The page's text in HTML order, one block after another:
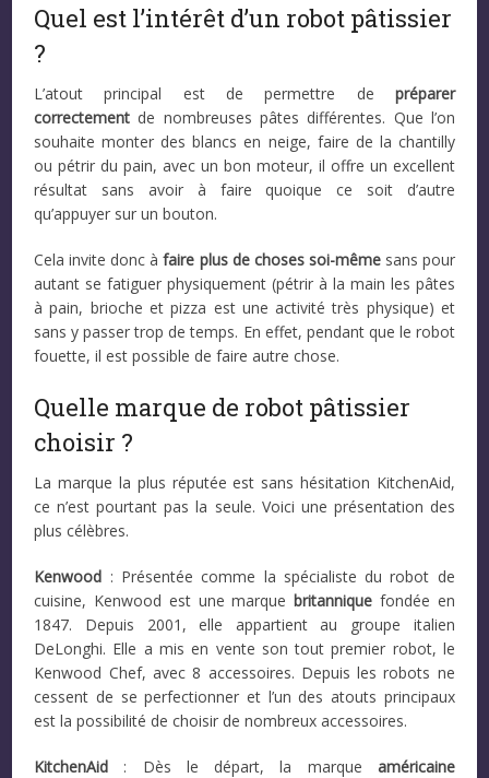
Quel est l’intérêt d’un robot pâtissier
?
L’atout principal est de permettre de préparer
correctement de nombreuses pâtes différentes. Que l’on
souhaite monter des blancs en neige, faire de la chantilly
ou pétrir du pain, avec un bon moteur, il offre un excellent
résultat sans avoir à faire quoique ce soit d’autre
qu’appuyer sur un bouton.
Cela invite donc àfaire plus de choses soi-mêmesans pour
autant se fatiguer physiquement (pétrir à la main les pâtes
à pain, brioche et pizza est une activité très physique) et
sans y passer trop de temps. En effet, pendant que le robot
fouette, il est possible de faire autre chose.
Quelle marque de robot pâtissier
choisir ?
La marque la plus réputée est sans hésitation KitchenAid,
ce n’est pourtant pas la seule. Voici une présentation des
plus célèbres.
Kenwood : Présentée comme la spécialiste du robot de
cuisine, Kenwood est une marquebritannique fondée en
1847. Depuis 2001, elle appartient au groupe italien
DeLonghi. Elle a mis en vente son tout premier robot, le
Kenwood Chef, avec 8 accessoires. Depuis les robots ne
cessent de se perfectionner et l’un des atouts principaux
est la possibilité de choisir de nombreux accessoires.
KitchenAid : Dès le départ, la marque américaine